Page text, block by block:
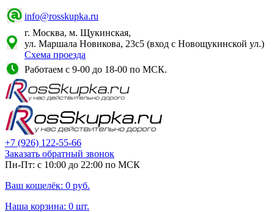
info@rosskupka.ru
г. Москва, м. Щукинская,
ул. Маршала Новикова, 23с5 (вход с Новощукинской ул.)
Схема проезда
Работаем с 9-00 до 18-00 по МСК.
+7 (926) 122-55-66
Заказать обратный звонок
Пн-Пт: с 10:00 до 22:00 по МСК
Ваш кошелёк: 0 руб.
Наша корзина: 0 шт.